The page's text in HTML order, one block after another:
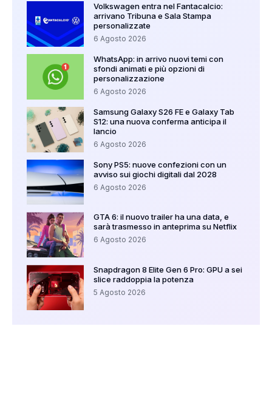
Volkswagen entra nel Fantacalcio:
arrivano Tribuna e Sala Stampa
personalizzate
6 Agosto 2026
WhatsApp: in arrivo nuovi temi con
sfondi animati e più opzioni di
personalizzazione
6 Agosto 2026
Samsung Galaxy S26 FE e Galaxy Tab
S12: una nuova conferma anticipa il
lancio
6 Agosto 2026
Sony PS5: nuove confezioni con un
avviso sui giochi digitali dal 2028
6 Agosto 2026
GTA 6: il nuovo trailer ha una data, e
sarà trasmesso in anteprima su Netflix
6 Agosto 2026
Snapdragon 8 Elite Gen 6 Pro: GPU a sei
slice raddoppia la potenza
5 Agosto 2026